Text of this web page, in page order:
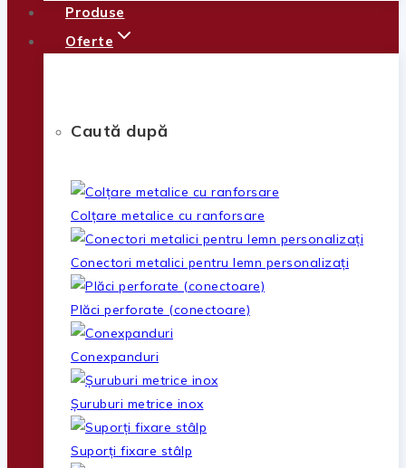
Produse
Oferte
Caută după
Colțare metalice cu ranforsare
Conectori metalici pentru lemn personalizați
Plăci perforate (conectoare)
Conexpanduri
Șuruburi metrice inox
Suporți fixare stâlp